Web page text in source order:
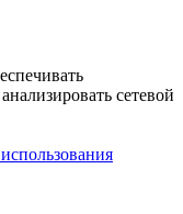
сетевой